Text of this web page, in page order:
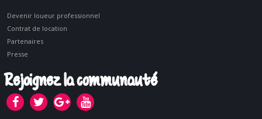
Devenir loueur professionnel
Contrat de location
Partenaires
Presse
Rejoignez la communauté